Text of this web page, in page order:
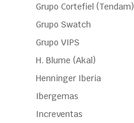
Grupo Cortefiel (Tendam)
Grupo Swatch
Grupo VIPS
H. Blume (Akal)
Henninger Iberia
Ibergemas
Increventas